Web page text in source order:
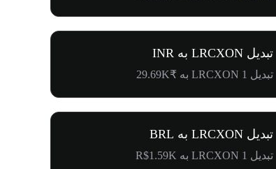
تبدیل LRCXON به INR
تبدیل 1 LRCXON به ₹29.69K
تبدیل LRCXON به BRL
تبدیل 1 LRCXON به R$1.59K